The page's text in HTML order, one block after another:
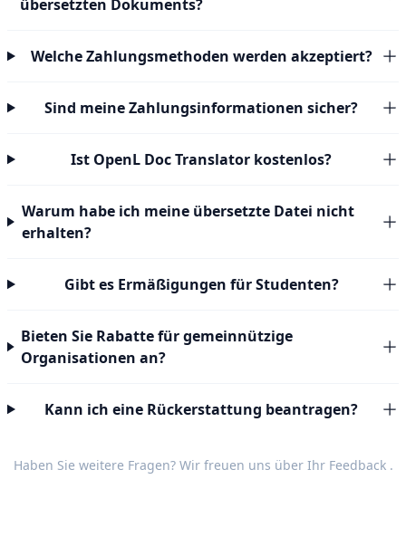
übersetzten Dokuments?
Welche Zahlungsmethoden werden akzeptiert?
Sind meine Zahlungsinformationen sicher?
Ist OpenL Doc Translator kostenlos?
Warum habe ich meine übersetzte Datei nicht
erhalten?
Gibt es Ermäßigungen für Studenten?
Bieten Sie Rabatte für gemeinnützige
Organisationen an?
Kann ich eine Rückerstattung beantragen?
Haben Sie weitere Fragen? Wir freuen uns über Ihr Feedback.